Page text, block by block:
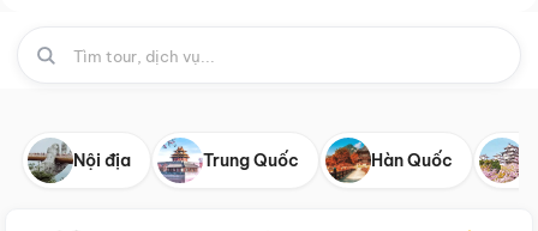
Nội địa Trung Quốc Hàn Quốc